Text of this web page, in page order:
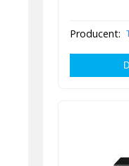
Producent: